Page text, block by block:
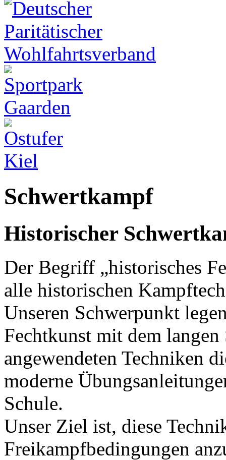
Schwertkampf
Historischer
Der Begriff „historisches
alle historischen
Unseren Schwerpunkt
Fechtkunst mit dem
angewendeten Techniken
moderne
Schule.
Unser Ziel ist, diese
Freikampfbedingungen